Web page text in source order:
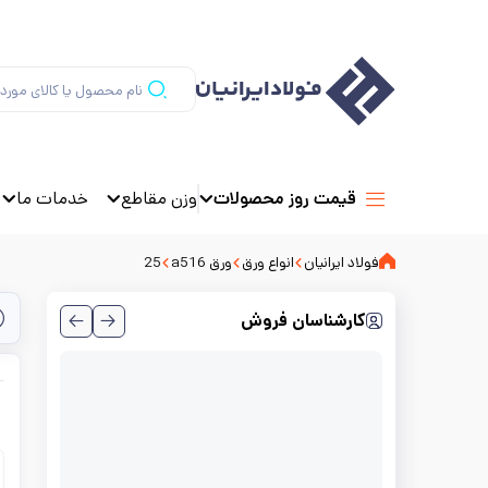
قیمت روز محصولات وزن مقاطع خدمات ما
فولاد ایرانیان انواع ورق ورق a516 25
کارشناسان فروش